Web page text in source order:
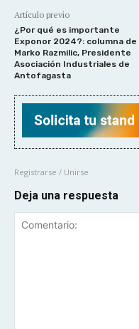
Artículo previo
¿Por qué es importante
Exponor 2024?: columna de
Marko Razmilic, Presidente
Asociación Industriales de
Antofagasta
Registrarse / Unirse
Deja una respuesta